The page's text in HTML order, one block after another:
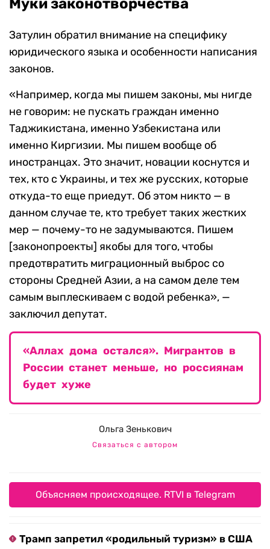
Муки законотворчества
Затулин обратил внимание на специфику
юридического языка и особенности написания
законов.
«Например, когда мы пишем законы, мы нигде
не говорим: не пускать граждан именно
Таджикистана, именно Узбекистана или
именно Киргизии. Мы пишем вообще об
иностранцах. Это значит, новации коснутся и
тех, кто с Украины, и тех же русских, которые
откуда-то еще приедут. Об этом никто — в
данном случае те, кто требует таких жестких
мер — почему-то не задумываются. Пишем
[законопроекты] якобы для того, чтобы
предотвратить миграционный выброс со
стороны Средней Азии, а на самом деле тем
самым выплескиваем с водой ребенка», —
заключил депутат.
«Аллах дома остался». Мигрантов в
России станет меньше, но россиянам
будет хуже
Ольга Зенькович
Связаться с автором
Объясняем происходящее. RTVI в Telegram
Трамп запретил «родильный туризм» в США